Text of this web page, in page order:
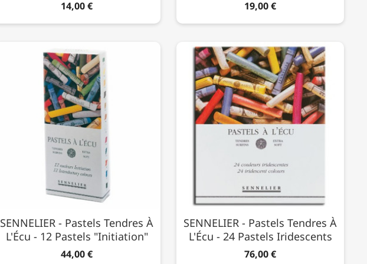
14,00 € 19,00 €
SENNELIER - Pastels Tendres À
L'Écu - 12 Pastels "Initiation"
44,00 €
SENNELIER - Pastels Tendres À
L'Écu - 24 Pastels Iridescents
76,00 €